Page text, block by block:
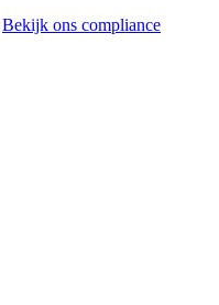
Bekijk ons compliance